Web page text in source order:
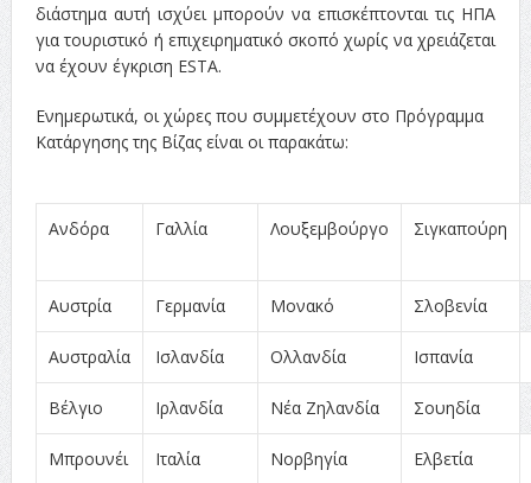
διάστημα αυτή ισχύει μπορούν να επισκέπτονται τις ΗΠΑ
για τουριστικό ή επιχειρηματικό σκοπό χωρίς να χρειάζεται
να έχουν έγκριση ESTA.
Ενημερωτικά, οι χώρες που συμμετέχουν στο Πρόγραμμα
Κατάργησης της Βίζας είναι οι παρακάτω:
Ανδόρα Γαλλία Λουξεμβούργο Σιγκαπούρη
Αυστρία Γερμανία Mονακό Σλοβενία
Αυστραλία Ισλανδία Ολλανδία Ισπανία
Βέλγιο Ιρλανδία Νέα Ζηλανδία Σουηδία
Μπρουνέι Ιταλία Nορβηγία Ελβετία